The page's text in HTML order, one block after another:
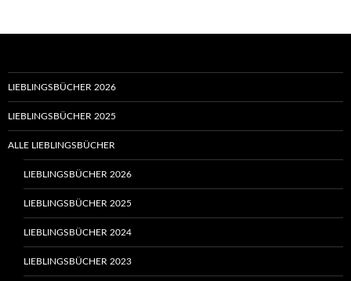
LIEBLINGSBÜCHER 2026
LIEBLINGSBÜCHER 2025
ALLE LIEBLINGSBÜCHER
LIEBLINGSBÜCHER 2026
LIEBLINGSBÜCHER 2025
LIEBLINGSBÜCHER 2024
LIEBLINGSBÜCHER 2023